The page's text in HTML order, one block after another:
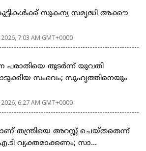
സു​ക​ന്യ സ​മൃ​ദ്ധി അ​ക്കൗ​
2026, 7:03 AM GMT+0000
തുടര്‍ന്ന് യുവതി
സംഭവം; സുഹൃത്തിനെയും
2026, 6:27 AM GMT+0000
തന്ത്രിയെ അറസ്റ്റ് ചെയ്തതെന്ന്
വ്യക്തമാക്കണം; സാ...